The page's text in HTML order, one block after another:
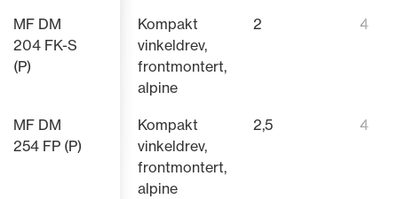
Kompakt
vinkeldrev,
frontmontert,
alpine
2 4
Kompakt
vinkeldrev,
frontmontert,
alpine
2,5 4
MF DM
204 FK-S
(P)
MF DM
254 FP (P)